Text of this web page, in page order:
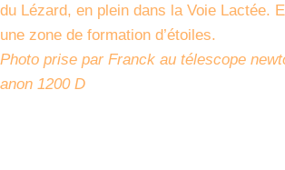
du Lézard, en plein dans la Voie Lactée.
une zone de formation d’étoiles.
Photo prise par Franck au télescope
anon 1200 D